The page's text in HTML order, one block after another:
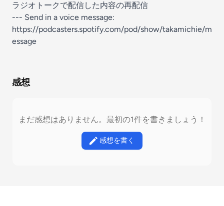
ラジオトークで配信した内容の再配信
--- Send in a voice message:
https://podcasters.spotify.com/pod/show/takamichie/m
essage
感想
まだ感想はありません。最初の1件を書きましょう！
感想を書く